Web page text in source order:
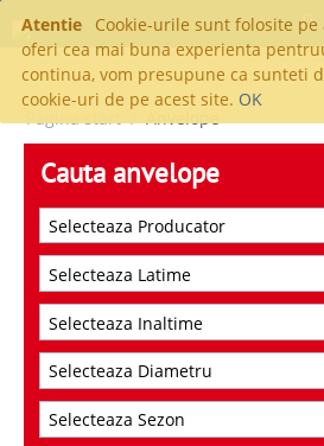
Atentie
Cookie-urile sunt folosite
oferi cea mai buna experienta
continua, vom presupune ca sunteti
cookie-uri de pe acest site. OK
Cauta anvelope